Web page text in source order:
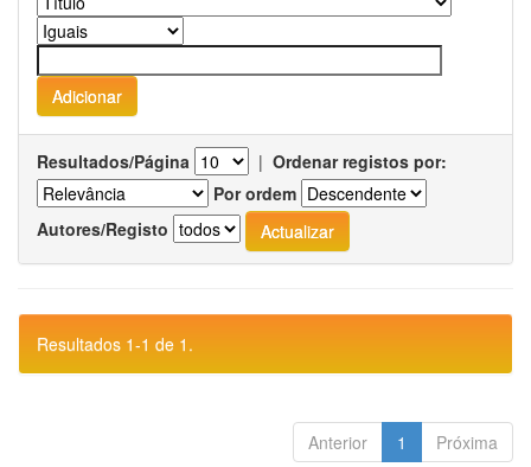
Resultados/Página | Ordenar registos por:
Por ordem
Autores/Registo
Resultados 1-1 de 1.
Anterior 1 Próxima